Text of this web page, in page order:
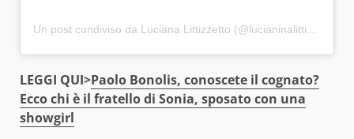
Un post condiviso da Luciana Littizzetto (@lucianinalittizzetto)
LEGGI QUI>Paolo Bonolis, conoscete il cognato?
Ecco chi è il fratello di Sonia, sposato con una
showgirl